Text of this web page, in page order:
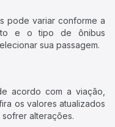
pode variar conforme a
e o tipo de ônibus
sua passagem.
acordo com a viação,
os valores atualizados
alterações.